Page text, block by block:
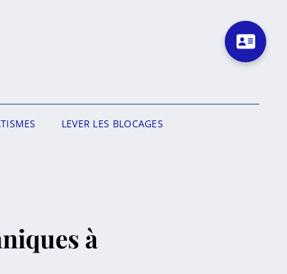
LEVER LES BLOCAGES
à